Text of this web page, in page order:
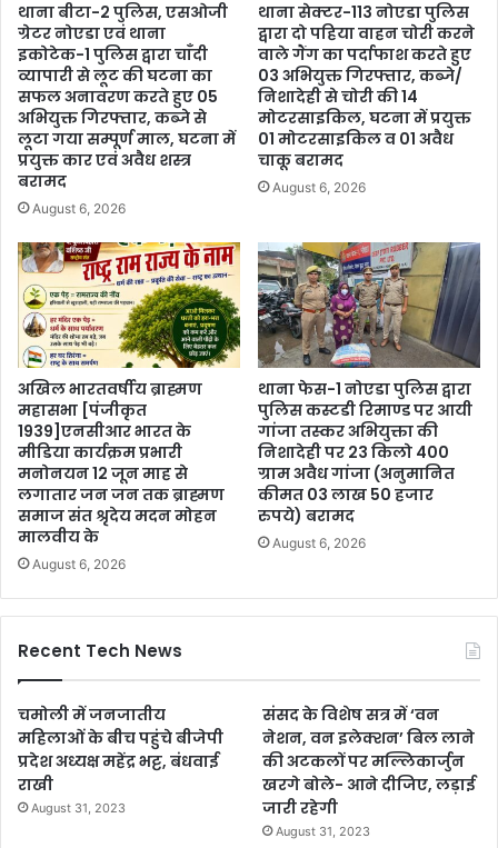
थाना बीटा-2 पुलिस, एसओजी
ग्रेटर नोएडा एवं थाना
इकोटेक-1 पुलिस द्वारा चाँदी
व्यापारी से लूट की घटना का
सफल अनावरण करते हुए 05
अभियुक्त गिरफ्तार, कब्जे से
लूटा गया सम्पूर्ण माल, घटना में
प्रयुक्त कार एवं अवैध शस्त्र
बरामद
August 6, 2026
थाना सेक्टर-113 नोएडा पुलिस
द्वारा दो पहिया वाहन चोरी करने
वाले गैंग का पर्दाफाश करते हुए
03 अभियुक्त गिरफ्तार, कब्जे/
निशादेही से चोरी की 14
मोटरसाइकिल, घटना में प्रयुक्त
01 मोटरसाइकिल व 01 अवैध
चाकू बरामद
August 6, 2026
अखिल भारतवर्षीय ब्राह्मण
महासभा [पंजीकृत
1939]एनसीआर भारत के
मीडिया कार्यक्रम प्रभारी
मनोनयन 12 जून माह से
लगातार जन जन तक ब्राह्मण
समाज संत श्रृदेय मदन मोहन
मालवीय के
August 6, 2026
थाना फेस-1 नोएडा पुलिस द्वारा
पुलिस कस्टडी रिमाण्ड पर आयी
गांजा तस्कर अभियुक्ता की
निशादेही पर 23 किलो 400
ग्राम अवैध गांजा (अनुमानित
कीमत 03 लाख 50 हजार
रुपये) बरामद
August 6, 2026
Recent Tech News
चमोली में जनजातीय
महिलाओं के बीच पहुंचे बीजेपी
प्रदेश अध्यक्ष महेंद्र भट्ट, बंधवाई
राखी
August 31, 2023
संसद के विशेष सत्र में ‘वन
नेशन, वन इलेक्शन’ बिल लाने
की अटकलों पर मल्लिकार्जुन
खरगे बोले- आने दीजिए, लड़ाई
जारी रहेगी
August 31, 2023